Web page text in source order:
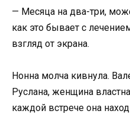
— Месяца на два-три,
как это бывает с
взгляд от экрана.
Нонна молча кивнула.
Руслана, женщина
каждой встрече она